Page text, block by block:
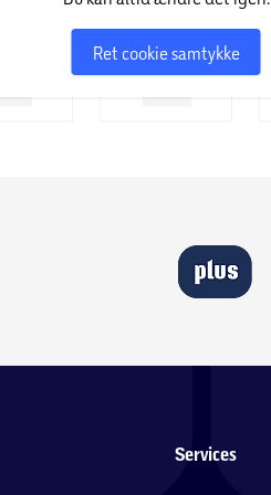
Ret cookie samtykke
Services